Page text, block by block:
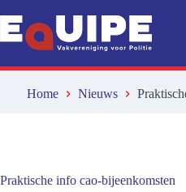
naar
de
inhoud
Home Nieuws
Praktische info cao-bijeenkomsten